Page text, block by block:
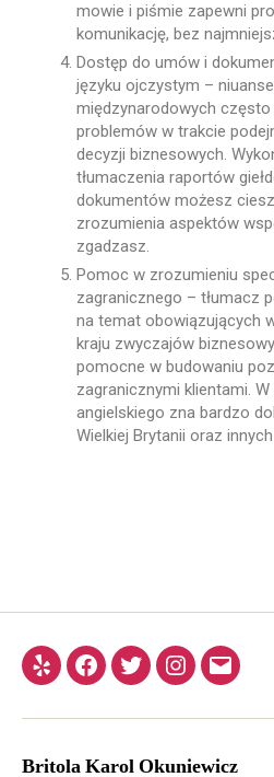
mowie i piśmie zapewni
komunikację, bez
Dostęp do umów i
języku ojczystym –
międzynarodowych
problemów w trakcie
decyzji biznesowych.
tłumaczenia raportów
dokumentów możesz
zrozumienia aspektów
zgadzasz.
Pomoc w zrozumieniu
zagranicznego – tłumacz
na temat obowiązujących
kraju zwyczajów
pomocne w budowaniu
zagranicznymi klientami.
angielskiego zna bardzo
Wielkiej Brytanii oraz
BritolaKarol Okuniewicz